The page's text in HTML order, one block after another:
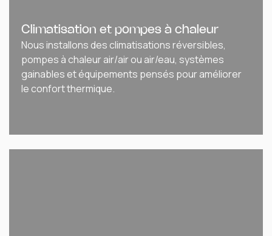
Climatisation et pompes à chaleur
Nous installons des climatisations réversibles,
pompes à chaleur air/air ou air/eau, systèmes
gainables et équipements pensés pour améliorer
le confort thermique.